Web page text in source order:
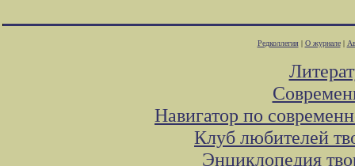
Редколлегия| О журнале|
Навигатор по
Клуб любителей
Энциклопедия